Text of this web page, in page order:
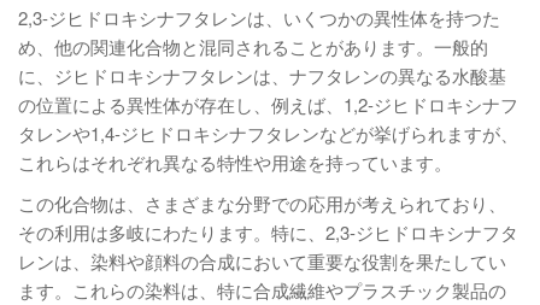
2,3-ジヒドロキシナフタレンは、いくつかの異性体を持つた
め、他の関連化合物と混同されることがあります。一般的
に、ジヒドロキシナフタレンは、ナフタレンの異なる水酸基
の位置による異性体が存在し、例えば、1,2-ジヒドロキシナフ
タレンや1,4-ジヒドロキシナフタレンなどが挙げられますが、
これらはそれぞれ異なる特性や用途を持っています。
この化合物は、さまざまな分野での応用が考えられており、
その利用は多岐にわたります。特に、2,3-ジヒドロキシナフタ
レンは、染料や顔料の合成において重要な役割を果たしてい
ます。これらの染料は、特に合成繊維やプラスチック製品の